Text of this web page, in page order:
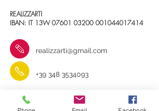
REALIZZARTI
IBAN: IT 13W07601 03200 001044017414
realizzarti@gmail.com
+39 348 3534093
RealizzArti